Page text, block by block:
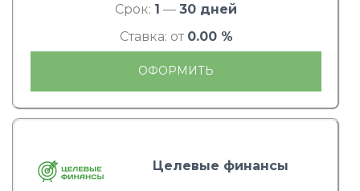
Срок: 1 — 30 дней
Ставка: от 0.00 %
ОФОРМИТЬ
Целевые финансы